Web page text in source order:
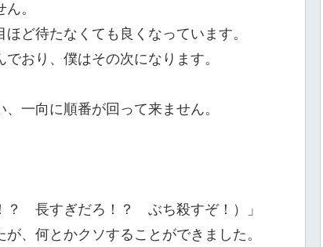
。
ど待たなくても良くなっています。
おり、僕はその次になります。
一向に順番が回って来ません。
？ 長すぎだろ！？ ぶち殺すぞ！）」
、何とかクソすることができました。